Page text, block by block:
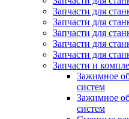
Запчасти для
Запчасти для
Запчасти для
Запчасти для
Запчасти для
Запчасти и
Зажимное
систем
Зажимное
систем